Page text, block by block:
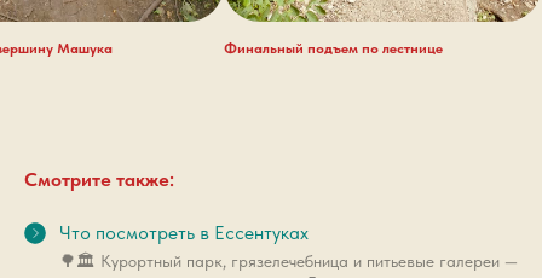
Машука Финальный подъем по лестнице
Смотрите также:
Что посмотреть в Ессентуках
🌳🏛 Курортный парк, грязелечебница и питьевые галереи —